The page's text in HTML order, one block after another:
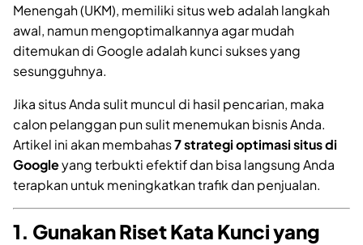
Menengah (UKM), memiliki situs web adalah langkah
awal, namun mengoptimalkannya agar mudah
ditemukan di Google adalah kunci sukses yang
sesungguhnya.
Jika situs Anda sulit muncul di hasil pencarian, maka
calon pelanggan pun sulit menemukan bisnis Anda.
Artikel ini akan membahas7 strategi optimasi situs di
Googleyang terbukti efektif dan bisa langsung Anda
terapkan untuk meningkatkan trafik dan penjualan.
1. Gunakan Riset Kata Kunci yang